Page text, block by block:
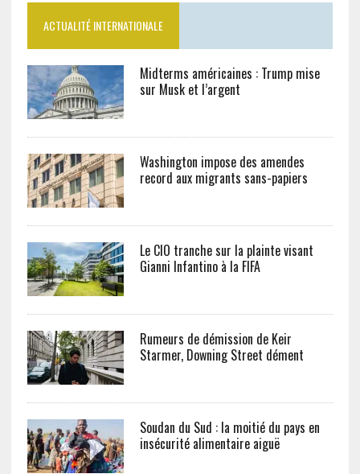
ACTUALITÉ INTERNATIONALE
Midterms américaines : Trump mise
sur Musk et l’argent
Washington impose des amendes
record aux migrants sans-papiers
Le CIO tranche sur la plainte visant
Gianni Infantino à la FIFA
Rumeurs de démission de Keir
Starmer, Downing Street dément
Soudan du Sud : la moitié du pays en
insécurité alimentaire aiguë